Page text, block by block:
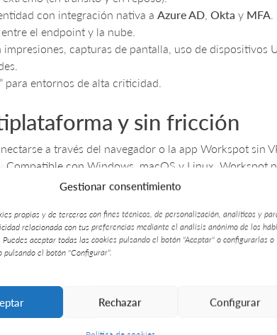
Gestionar consentimiento
propias y de terceros con fines técnicos, de personalización, analíticos y
relacionada con tus preferencias mediante el análisis anónimo de los
aceptar todas las cookies pulsando el botón "Aceptar" o configurarlas o
pulsando el botón "Configurar".
Rechazar Configurar
con integración nativa a Azure AD, Okta y MFA.
el endpoint y la nube.
capturas de pantalla, uso de dispositivos
para entornos de alta criticidad.
y sin fricción
a través del navegador o la app Workspot sin
Compatible con Windows, macOS y Linux, Workspot
dispositivo o ubicación, sin comprometer la seguridad
Workspot?
basa en tres capas:
desde navegador o cliente Workspot.
Control):
orquesta el acceso, políticas y monitoreo.